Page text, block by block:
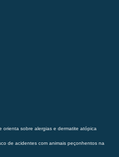
orienta sobre alergias e dermatite atópica
de acidentes com animais peçonhentos na